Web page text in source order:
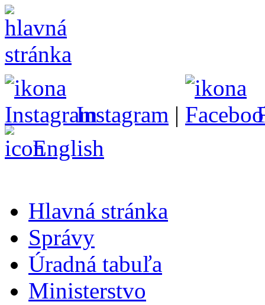
Instagram |
English
Hlavná stránka
Správy
Úradná tabuľa
Ministerstvo